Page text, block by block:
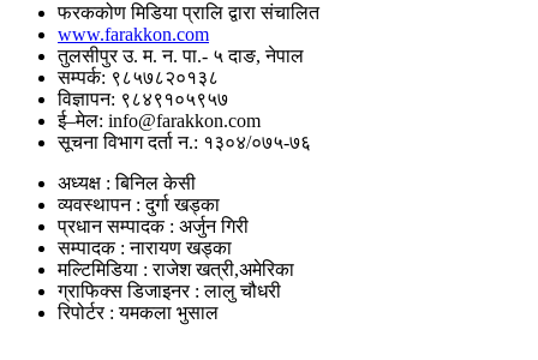
फरककोण मिडिया प्रालि द्वारा संचालित
www.farakkon.com
तुलसीपुर उ. म. न. पा.- ५ दाङ, नेपाल
सम्पर्क: ९८५७८२०१३८
विज्ञापन: ९८४९१०५९५७
ई–मेल: info@farakkon.com
सूचना विभाग दर्ता न.: १३०४/०७५-७६
अध्यक्ष : बिनिल केसी
व्यवस्थापन : दुर्गा खड्का
प्रधान सम्पादक : अर्जुन गिरी
सम्पादक : नारायण खड्का
मल्टिमिडिया : राजेश खत्री,अमेरिका
ग्राफिक्स डिजाइनर : लालु चौधरी
रिपोर्टर : यमकला भुसाल